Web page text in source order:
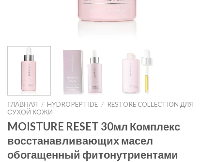
ГЛАВНАЯ / HYDROPEPTIDE / RESTORE COLLECTION ДЛЯ
СУХОЙ КОЖИ
MOISTURE RESET 30мл Комплекс
восстанавливающих масел
обогащенный фитонутриентами